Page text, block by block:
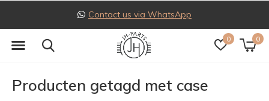
0 0
Contact us via WhatsApp
Producten getagd met case